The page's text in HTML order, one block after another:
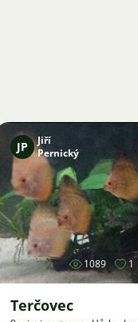
JP
Jiří
Pernický
1089 1
Terčovec